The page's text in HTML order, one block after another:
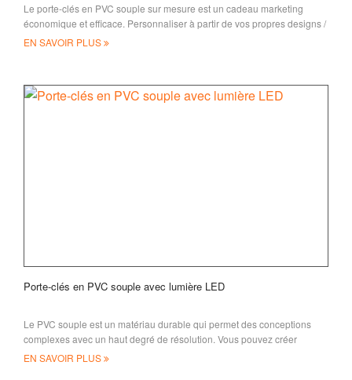
Le porte-clés en PVC souple sur mesure est un cadeau marketing
économique et efficace. Personnaliser à partir de vos propres designs /
de votre logo de marque
EN SAVOIR PLUS
Porte-clés en PVC souple avec lumière LED
Le PVC souple est un matériau durable qui permet des conceptions
complexes avec un haut degré de résolution. Vous pouvez créer
n’importe quelle forme et n’importe quelle taille
EN SAVOIR PLUS